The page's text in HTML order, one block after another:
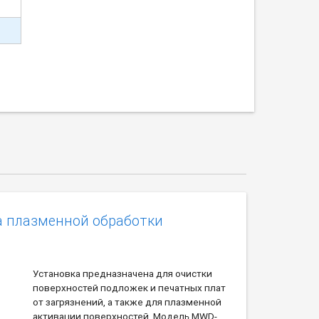
плазменной обработки
Установка предназначена для очистки
поверхностей подложек и печатных плат
от загрязнений, а также для плазменной
активации поверхностей. Модель MWD-